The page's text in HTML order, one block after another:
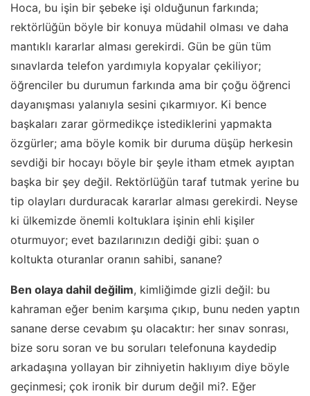
Hoca, bu işin bir şebeke işi olduğunun farkında;
rektörlüğün böyle bir konuya müdahil olması ve daha
mantıklı kararlar alması gerekirdi. Gün be gün tüm
sınavlarda telefon yardımıyla kopyalar çekiliyor;
öğrenciler bu durumun farkında ama bir çoğu öğrenci
dayanışması yalanıyla sesini çıkarmıyor. Ki bence
başkaları zarar görmedikçe istediklerini yapmakta
özgürler; ama böyle komik bir duruma düşüp herkesin
sevdiği bir hocayı böyle bir şeyle itham etmek ayıptan
başka bir şey değil. Rektörlüğün taraf tutmak yerine bu
tip olayları durduracak kararlar alması gerekirdi. Neyse
ki ülkemizde önemli koltuklara işinin ehli kişiler
oturmuyor; evet bazılarınızın dediği gibi: şuan o
koltukta oturanlar oranın sahibi, sanane?
Ben olaya dahil değilim, kimliğimde gizli değil: bu
kahraman eğer benim karşıma çıkıp, bunu neden yaptın
sanane derse cevabım şu olacaktır: her sınav sonrası,
bize soru soran ve bu soruları telefonuna kaydedip
arkadaşına yollayan bir zihniyetin haklıyım diye böyle
geçinmesi; çok ironik bir durum değil mi?. Eğer